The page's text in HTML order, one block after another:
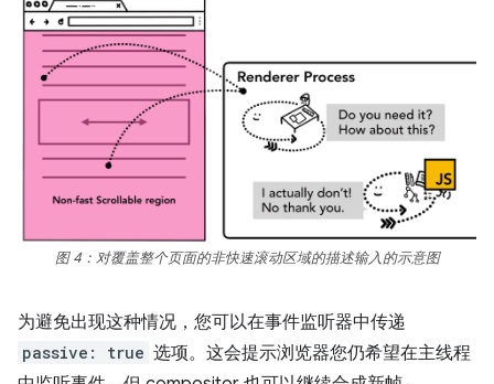
图 4：对覆盖整个页面的非快速滚动区域的描述输入的示意图
为避免出现这种情况，您可以在事件监听器中传递
passive: true 选项。这会提示浏览器您仍希望在主线程